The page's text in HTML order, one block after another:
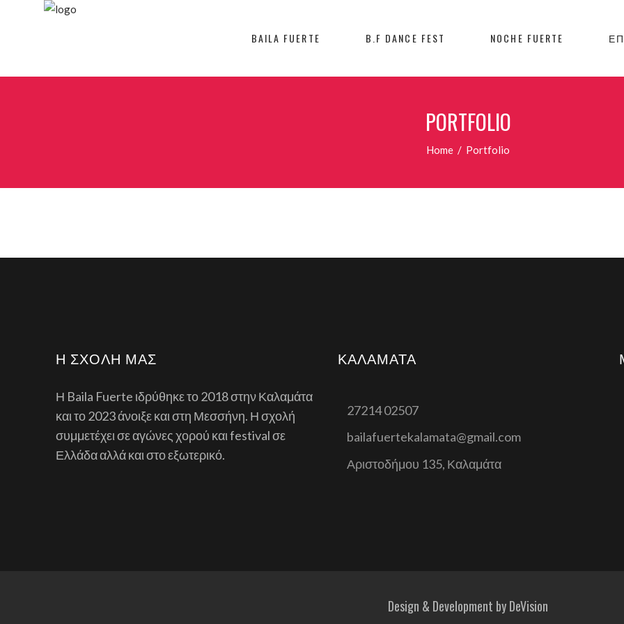
BAILA FUERTE B.F DANCE FEST NOCHE FUERTE
PORTFOLIO
Home / Portfolio
Η ΣΧΟΛΉ ΜΑΣ
Η Baila Fuerte ιδρύθηκε το 2018 στην Καλαμάτα
και το 2023 άνοιξε και στη Μεσσήνη. Η σχολή
συμμετέχει σε αγώνες χορού και festival σε
Ελλάδα αλλά και στο εξωτερικό.
ΚΑΛΑΜΆΤΑ
27214 02507
bailafuertekalamata@gmail.com
Αριστοδήμου 135, Καλαμάτα
Design & Development byDeVision